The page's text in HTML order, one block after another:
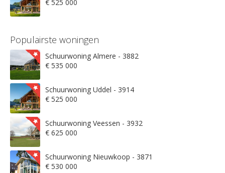
€ 525 000
Populairste woningen
Schuurwoning Almere - 3882
€ 535 000
Schuurwoning Uddel - 3914
€ 525 000
Schuurwoning Veessen - 3932
€ 625 000
Schuurwoning Nieuwkoop - 3871
€ 530 000